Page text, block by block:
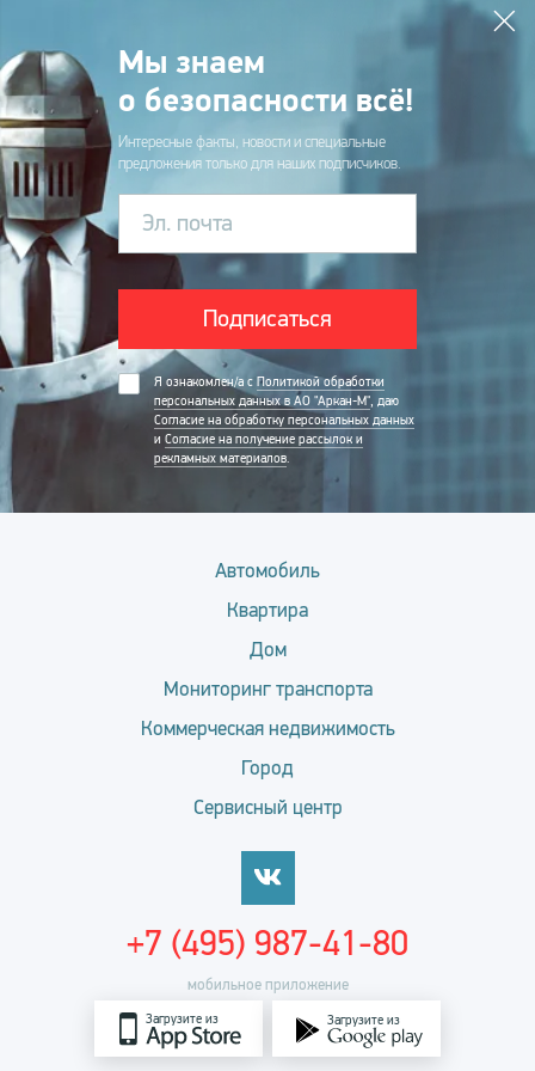
Мы знаем
о безопасности всё!
Интересные факты, новости и специальные
предложения только для наших подписчиков.
Эл. почта
Подписаться
Я ознакомлен/а с Политикой обработки
персональных данных в АО "Аркан-М", даю
Согласие на обработку персональных данных
и Согласие на получение рассылок и
рекламных материалов.
Автомобиль
Квартира
Дом
Мониторинг транспорта
Коммерческая недвижимость
Город
Сервисный центр
мобильное приложение
Загрузите из Загрузите из
+7 (495) 987-41-80